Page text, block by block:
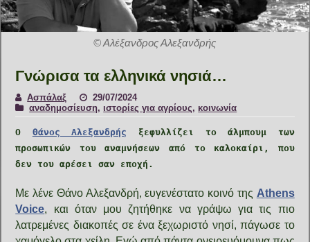
© Αλέξανδρος Αλεξανδρής
Γνώρισα τα ελληνικά νησιά…
Ασπάλαξ
29/07/2024
αναδημοσίευση, ιστορίες για αγρίους, κοινωνία
Ο Θάνος Αλεξανδρής ξεφυλλίζει το άλμπουμ των
προσωπικών του αναμνήσεων από το καλοκαίρι, που
δεν του αρέσει σαν εποχή.
Με λένε Θάνο Αλεξανδρή, ευγενέστατο κοινό της Athens
Voice, και όταν μου ζητήθηκε να γράψω για τις πιο
λατρεμένες διακοπές σε ένα ξεχωριστό νησί, πάγωσε το